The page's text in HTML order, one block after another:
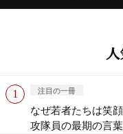
注目の一冊
なぜ若者たちは笑
攻隊員の最期の言葉